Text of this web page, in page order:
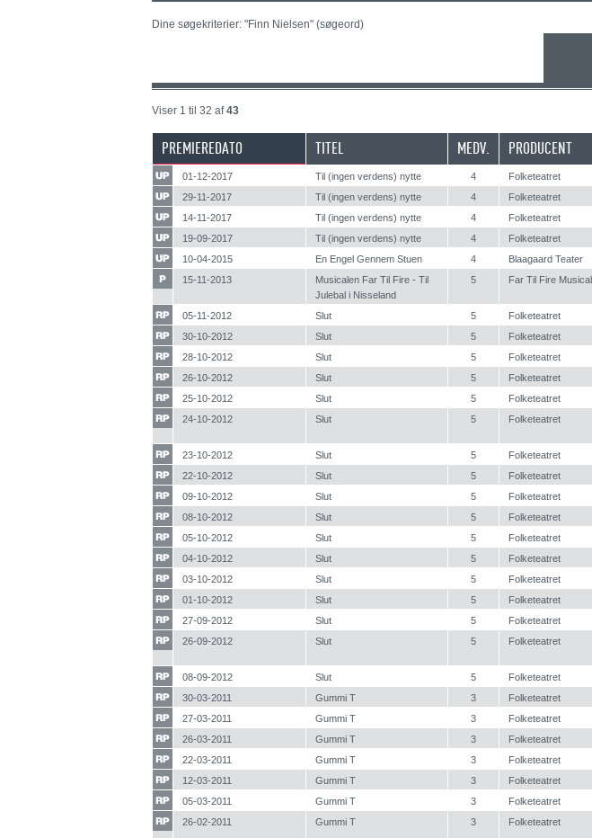
Dine søgekriterier: "Finn Nielsen" (søgeord)
Viser 1 til 32 af43
PREMIEREDATO TITEL MEDV. PRODUCENT
01-12-2017 Til (ingen verdens) nytte 4 Folketeatret
29-11-2017
Til (ingen verdens) nytte 4 Folketeatret
14-11-2017
Til (ingen verdens) nytte 4 Folketeatret
19-09-2017
Til (ingen verdens) nytte 4 Folketeatret
10-04-2015
En Engel Gennem Stuen 4 Blaagaard Teater
15-11-2013
Musicalen Far Til Fire - Til
Julebal i Nisseland
5 Far Til Fire
05-11-2012 Slut 5 Folketeatret
30-10-2012
Slut 5 Folketeatret
28-10-2012
Slut 5 Folketeatret
26-10-2012
Slut 5 Folketeatret
25-10-2012
Slut 5 Folketeatret
24-10-2012
Slut 5 Folketeatret
23-10-2012 Slut 5 Folketeatret
22-10-2012
Slut 5 Folketeatret
09-10-2012
Slut 5 Folketeatret
08-10-2012
Slut 5 Folketeatret
05-10-2012
Slut 5 Folketeatret
04-10-2012
Slut 5 Folketeatret
03-10-2012
Slut 5 Folketeatret
01-10-2012
Slut 5 Folketeatret
27-09-2012
Slut 5 Folketeatret
26-09-2012
Slut 5 Folketeatret
08-09-2012 Slut 5 Folketeatret
30-03-2011
Gummi T 3 Folketeatret
27-03-2011
Gummi T 3 Folketeatret
26-03-2011
Gummi T 3 Folketeatret
22-03-2011
Gummi T 3 Folketeatret
12-03-2011
Gummi T 3 Folketeatret
05-03-2011
Gummi T 3 Folketeatret
26-02-2011
Gummi T 3 Folketeatret